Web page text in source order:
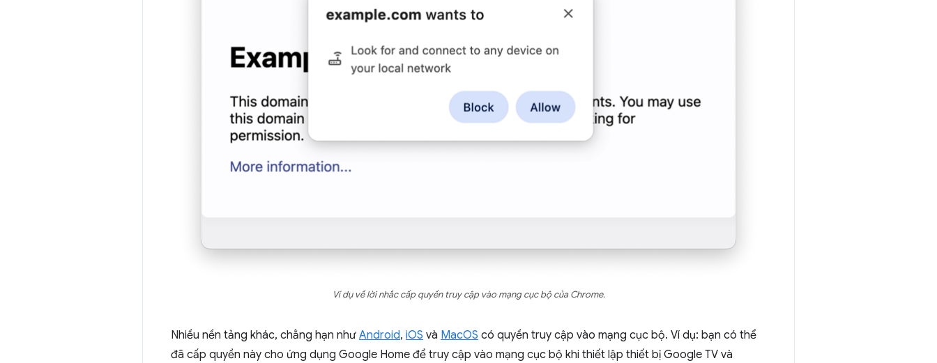
Ví dụ về lời nhắc cấp quyền truy cập vào mạng cục bộ của Chrome.
Nhiều nền tảng khác, chẳng hạn như Android, iOS và MacOS có quyền truy cập vào mạng cục bộ. Ví dụ: bạn có thể
đã cấp quyền này cho ứng dụng Google Home để truy cập vào mạng cục bộ khi thiết lập thiết bị Google TV và